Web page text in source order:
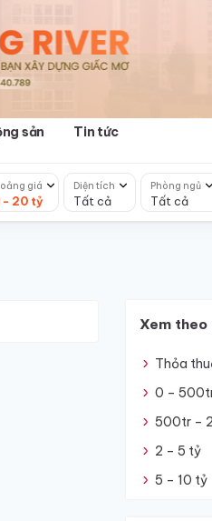
sản
Tin tức
giá
- 20 tỷ
Diện tích
Tất cả
Phòng ngủ
Tất cả
Xem theo
Thỏa
0 –
500tr –
2 – 5 tỷ
5 – 10 tỷ